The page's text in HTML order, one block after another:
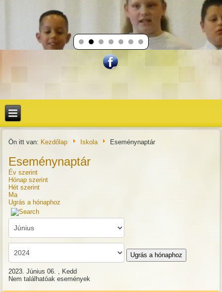
Ön itt van: Kezdőlap Iskola Eseménynaptár
Eseménynaptár
Év szerint
Hónap szerint
Hét szerint
Ma
Ugrás a hónaphoz
Ugrás a hónaphoz
2023. Június 06. , Kedd
Nem találhatóak események